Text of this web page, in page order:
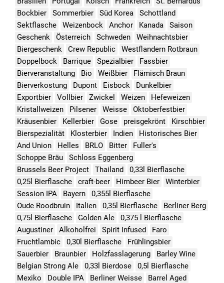
Bockbier
Sommerbier Süd Korea
Schottland
Sektflasche
Weizenbock Anchor Kanada
Saison
Geschenk
Österreich Schweden
Weihnachtsbier
Biergeschenk
Crew Republic
Westflandern Rotbraun
Doppelbock
Barrique Spezialbier
Fassbier
Bierveranstaltung
Bio Weißbier
Flämisch Braun
Bierverkostung
Dupont Eisbock
Dunkelbier
Exportbier
Vollbier Zwickel Weizen
Hefeweizen
Kristallweizen
Pilsener Weisse
Oktoberfestbier
Kräusenbier
Kellerbier Gose preisgekrönt
Kirschbier
Bierspezialität
Klosterbier Indien
Historisches Bier
And Union
Helles BRLO Bitter
Fuller's
Schoppe Bräu
Schloss Eggenberg
Brussels Beer Project
Thailand
0,33l Bierflasche
0,25l Bierflasche
craft-beer Himbeer Bier
Winterbier
Session IPA
Bayern
0,355l Bierflasche
Oude Roodbruin
Italien 0,35l Bierflasche
Berliner Berg
0,75l Bierflasche
Golden Ale
0,375 l Bierflasche
Augustiner
Alkoholfrei Spirit Infused
Faro
Fruchtlambic
0,30l Bierflasche
Frühlingsbier
Sauerbier
Braunbier Holzfasslagerung
Barley Wine
Belgian Strong Ale
0,33l Bierdose
0,5l Bierflasche
Mexiko
Double IPA Berliner Weisse
Barrel Aged